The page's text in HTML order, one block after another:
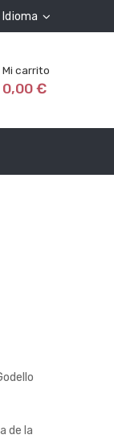
Idioma
0,00 €
de la